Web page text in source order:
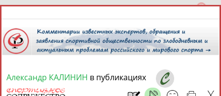
8 августа 2026 года,
Александр КАЛИНИН в публикациях